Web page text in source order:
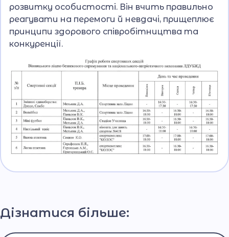
розвитку особистості. Він вчить правильно
реагувати на перемоги й невдачі, прищеплює
принципи здорового співробітництва та
конкуренції.
Дізнатися більше: